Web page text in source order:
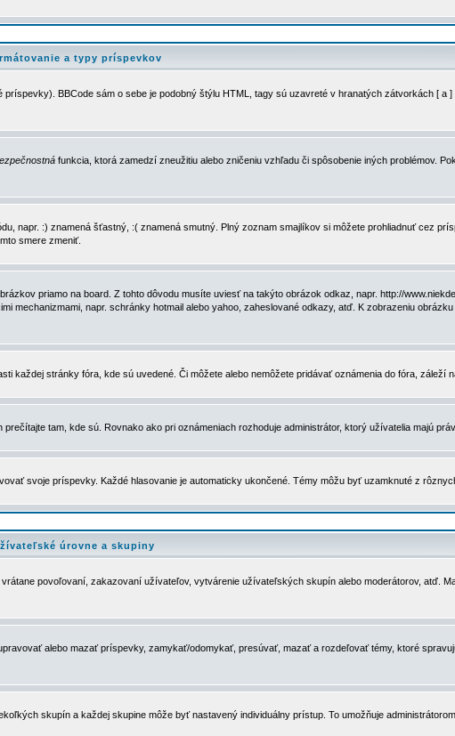
a typy príspevkov
BBCode sám o sebe je podobný štýlu HTML, tagy sú uzavreté v hranatých zátvorkách [ a
funkcia, ktorá zamedzí zneužitiu alebo zničeniu vzhľadu či spôsobenie iných problémov.
napr. :) znamená šťastný, :( znamená smutný. Plný zoznam smajlíkov si môžete prohliadnuť cez
smere zmeniť.
priamo na board. Z tohto dôvodu musíte uviesť na takýto obrázok odkaz, napr. http://
napr. schránky hotmail alebo yahoo, zaheslované odkazy, atď. K zobrazeniu
každej stránky fóra, kde sú uvedené. Či môžete alebo nemôžete pridávať oznámenia do fóra, záleží
tam, kde sú. Rovnako ako pri oznámeniach rozhoduje administrátor, ktorý užívatelia majú
svoje príspevky. Každé hlasovanie je automaticky ukončené. Témy môžu byť uzamknuté z
úrovne a skupiny
povoľovaní, zakazovaní užívateľov, vytvárenie užívateľských skupín alebo moderátorov, atď.
alebo mazať príspevky, zamykať/odomykať, presúvať, mazať a rozdeľovať témy, ktoré
skupín a každej skupine môže byť nastavený individuálny prístup. To umožňuje